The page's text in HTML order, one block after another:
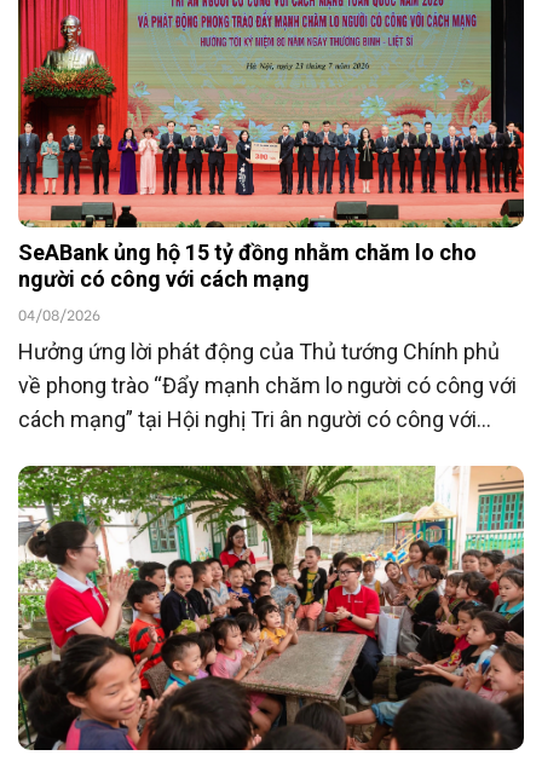
SeABank ủng hộ 15 tỷ đồng nhằm chăm lo cho
người có công với cách mạng
04/08/2026
Hưởng ứng lời phát động của Thủ tướng Chính phủ
về phong trào “Đẩy mạnh chăm lo người có công với
cách mạng” tại Hội nghị Tri ân người có công với
23/7/2026, Ngân hàng TMCP Đông Nam Á
(SeABank) đã ủng hộ 15 tỷ đồng góp phần chăm lo
người có công với cách mạng hướng tới kỷ niệm 80
năm Ngày Thương binh - Liệt sĩ (27/7/1947 -
27/7/2027).